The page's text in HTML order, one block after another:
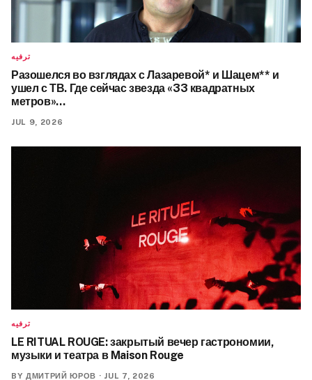
ترفيه
Разошелся во взглядах с Лазаревой* и Шацем** и
ушел с ТВ. Где сейчас звезда «33 квадратных
метров»…
JUL 9, 2026
ترفيه
LE RITUAL ROUGE: закрытый вечер гастрономии,
музыки и театра в Maison Rouge
BY ДМИТРИЙ ЮРОВ · JUL 7, 2026